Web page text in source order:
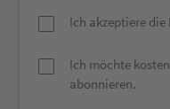
Ich akzeptiere
Ich möchte
abonnieren.